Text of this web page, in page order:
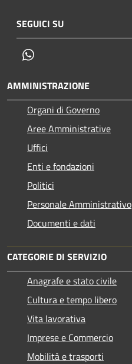
SEGUICI SU
AMMINISTRAZIONE
Organi di Governo
Aree Amministrative
Uffici
Enti e fondazioni
Politici
Personale Amministrativo
Documenti e dati
CATEGORIE DI SERVIZIO
Anagrafe e stato civile
Cultura e tempo libero
Vita lavorativa
Imprese e Commercio
Mobilità e trasporti